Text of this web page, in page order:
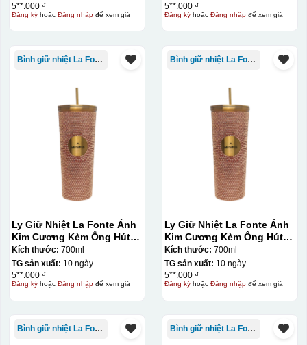
Bước 2: Dán decal lên gốm sứĐể dán decal lên gốm
nước và trượt nhẹ lên gốm sứ để tem decal dính tạm lên
cho vị trí logo cân đối phù hợp, sau đó dùng miếng nhựa
gạt hết nước phía dưới ra
5**.000 ₫
Đăng kýhoặc Đăng nhậpđể xem giá
5**.000 ₫
Đăng kýhoặc Đăng nhậpđể xem giá
Bình giữ nhiệt La Fonte
Ly Giữ Nhiệt La Fonte Ánh
Kim Cương Kèm Ống Hút-
700 ml-014687-GOL
Kích thước: 700ml
TG sản xuất: 10 ngày
5**.000 ₫
Đăng kýhoặc Đăng nhậpđể xem giá
Bình giữ nhiệt La Fonte
Ly Giữ Nhiệt La Fonte Ánh
Kim Cương Kèm Ống Hút-
700 ml-014687-GOL
Kích thước: 700ml
TG sản xuất: 10 ngày
5**.000 ₫
Đăng kýhoặc Đăng nhậpđể xem giá
Bình giữ nhiệt La Fonte Bình giữ nhiệt La Fonte